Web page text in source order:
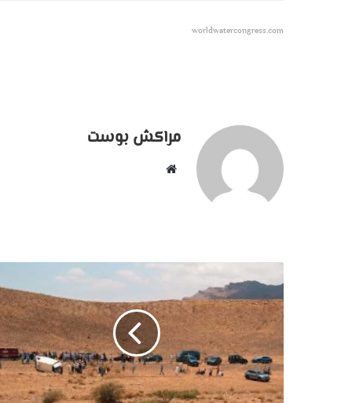
worldwatercongress.com
مراكش بوست